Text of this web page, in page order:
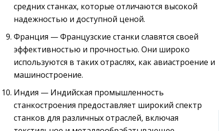
средних станках, которые отличаются высокой
надежностью и доступной ценой.
Франция — Французские станки славятся своей
эффективностью и прочностью. Они широко
используются в таких отраслях, как авиастроение и
машиностроение.
Индия — Индийская промышленность
станкостроения предоставляет широкий спектр
станков для различных отраслей, включая